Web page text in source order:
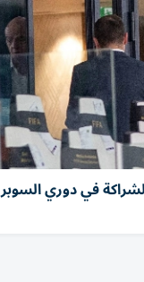
في دوري السوبر